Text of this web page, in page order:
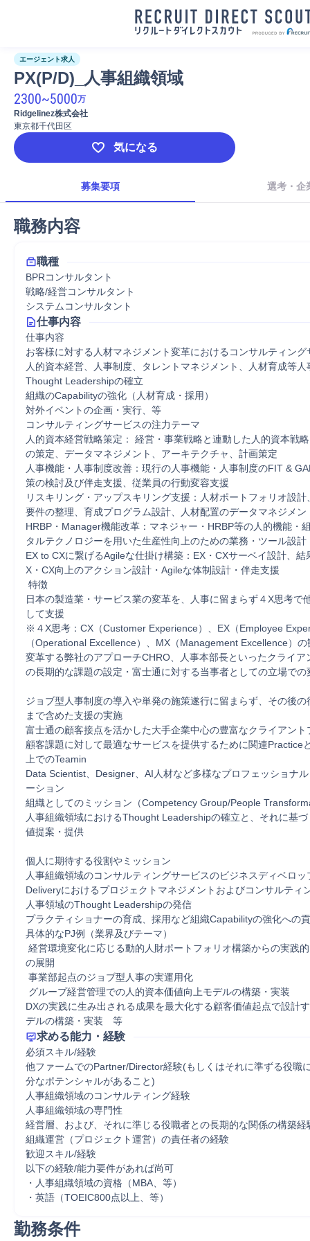
エージェント求人
PX(P/D)_人事組織領域
2300~5000万
Ridgelinez株式会社
東京都千代田区
気になる
募集要項 選考・企
職務内容
職種
BPRコンサルタント
戦略/経営コンサルタント
システムコンサルタント
仕事内容
仕事内容
お客様に対する人材マネジメント変革におけるコンサルティング
人的資本経営、人事制度、タレントマネジメント、人材育成等
Thought Leadershipの確立
組織のCapabilityの強化（人材育成・採用）
対外イベントの企画・実行、等
コンサルティングサービスの注力テーマ
人的資本経営戦略策定： 経営・事業戦略と連動した人的資本戦
の策定、データマネジメント、アーキテクチャ、計画策定
人事機能・人事制度改善：現行の人事機能・人事制度のFIT &
策の検討及び伴走支援、従業員の行動変容支援
リスキリング・アップスキリング支援：人材ポートフォリオ設
要件の整理、育成プログラム設計、人材配置のデータマネジメン
HRBP・Manager機能改革：マネジャー・HRBP等の人的機能・
タルテクノロジーを用いた生産性向上のための業務・ツール設計
EX to CXに繋げるAgileな仕掛け構築：EX・CXサーベイ設計、結
X・CX向上のアクション設計・Agileな体制設計・伴走支援
日本の製造業・サービス業の変革を、人事に留まらず４X思考で
して支援
※４X思考：CX（Customer Experience）、EX（Employee
（Operational Excellence）、MX（Management Excellence）
変革する弊社のアプローチCHRO、人事本部長といったクライア
の長期的な課題の設定・富士通に対する当事者としての立場での
ジョブ型人事制度の導入や単発の施策遂行に留まらず、その後の
まで含めた支援の実施
富士通の顧客接点を活かした大手企業中心の豊富なクライアント
顧客課題に対して最適なサービスを提供するために関連Practice
上でのTeamin
Data Scientist、Designer、AI人材など多様なプロフェッショナ
ーション
組織としてのミッション（Competency Group/People
人事組織領域におけるThought Leadershipの確立と、それに基
値提案・提供
個人に期待する役割やミッション
人事組織領域のコンサルティングサービスのビジネスディベロッ
Deliveryにおけるプロジェクトマネジメントおよびコンサルティ
人事領域のThought Leadershipの発信
プラクティショナーの育成、採用など組織Capabilityの強化への
具体的なPJ例（業界及びテーマ）
の展開
DXの実践に生み出される成果を最大化する顧客価値起点で設計
デルの構築・実装　等
求める能力・経験
必須スキル/経験
他ファームでのPartner/Director経験(もしくはそれに準ずる役職
分なポテンシャルがあること)
人事組織領域のコンサルティング経験
人事組織領域の専門性
経営層、および、それに準じる役職者との長期的な関係の構築経
組織運営（プロジェクト運営）の責任者の経験
歓迎スキル/経験
以下の経験/能力要件があれば尚可
・人事組織領域の資格（MBA、等）
・英語（TOEIC800点以上、等）
勤務条件